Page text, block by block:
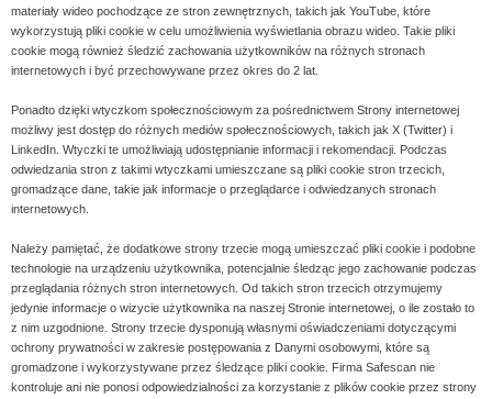
materiały wideo pochodzące ze stron zewnętrznych, takich jak YouTube, które
wykorzystują pliki cookie w celu umożliwienia wyświetlania obrazu wideo. Takie pliki
cookie mogą również śledzić zachowania użytkowników na różnych stronach
internetowych i być przechowywane przez okres do 2 lat.
Ponadto dzięki wtyczkom społecznościowym za pośrednictwem Strony internetowej
możliwy jest dostęp do różnych mediów społecznościowych, takich jak X (Twitter) i
LinkedIn. Wtyczki te umożliwiają udostępnianie informacji i rekomendacji. Podczas
odwiedzania stron z takimi wtyczkami umieszczane są pliki cookie stron trzecich,
gromadzące dane, takie jak informacje o przeglądarce i odwiedzanych stronach
internetowych.
Należy pamiętać, że dodatkowe strony trzecie mogą umieszczać pliki cookie i podobne
technologie na urządzeniu użytkownika, potencjalnie śledząc jego zachowanie podczas
przeglądania różnych stron internetowych. Od takich stron trzecich otrzymujemy
jedynie informacje o wizycie użytkownika na naszej Stronie internetowej, o ile zostało to
z nim uzgodnione. Strony trzecie dysponują własnymi oświadczeniami dotyczącymi
ochrony prywatności w zakresie postępowania z Danymi osobowymi, które są
gromadzone i wykorzystywane przez śledzące pliki cookie. Firma Safescan nie
kontroluje ani nie ponosi odpowiedzialności za korzystanie z plików cookie przez strony